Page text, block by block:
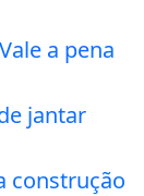
a pena
jantar
construção